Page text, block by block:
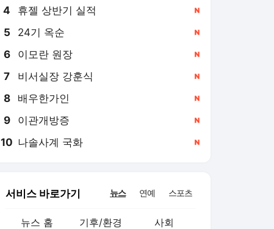
4 휴젤 상반기 실적
5 24기 옥순
6 이모란 원장
7 비서실장 강훈식
8 배우한가인
9 이관개방증
10 나솔사계 국화
서비스 바로가기 뉴스 연예 스포츠
뉴스 홈 기후/환경 사회